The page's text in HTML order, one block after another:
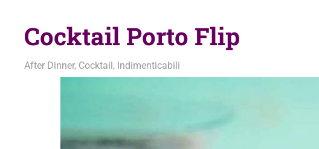
Cocktail Porto Flip
24 Agosto 2020
admin
After Dinner, Cocktail, Indimenticabili